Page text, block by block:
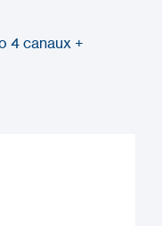
4 canaux +